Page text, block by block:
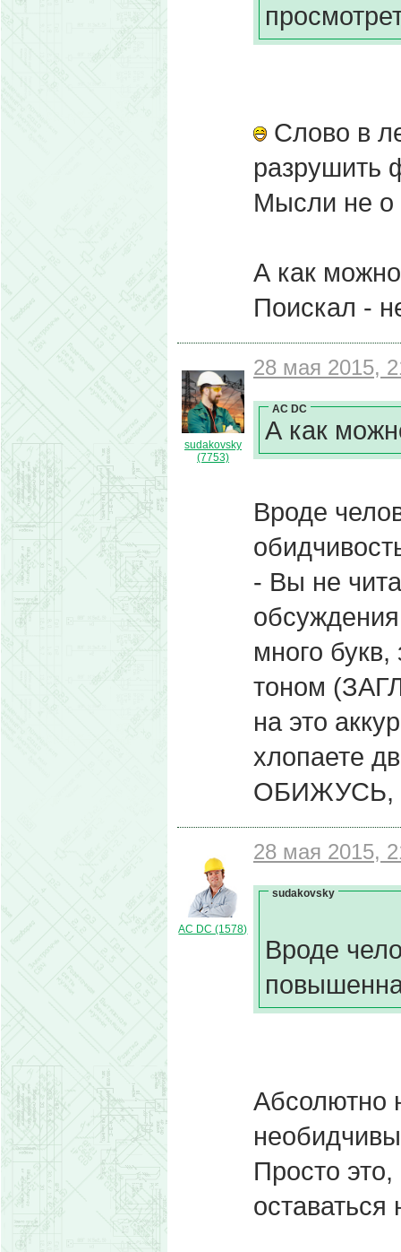
Слово в
разрушить
Мысли не о
А как
Поискал -
sudakovsky
(7753)
28 мая 2015,
AC DC
А как
Вроде
- Вы не
много
тоном
на это
хлопаете
ОБИЖУСЬ,
AC DC (1578)
28 мая 2015,
sudakovsky
Вроде
Абсолютно
Просто
оставаться